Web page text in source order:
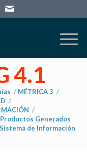
4.1
/ MÉTRICA 3 /
/
/
Generados
de Información